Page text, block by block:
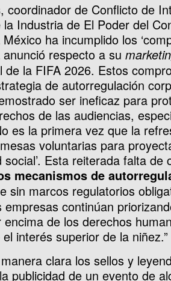
coordinador de Conflicto de
Industria de El Poder del
ha incumplido los
respecto a su
de la FIFA 2026. Estos
de autorregulación
ser ineficaz para
de las audiencias,
es la primera vez que la
voluntarias para
social’. Esta reiterada falta de
mecanismos de
sin marcos regulatorios
empresas continúan
de los derechos
interés superior de la niñez.”
clara los sellos y
publicidad de un evento de